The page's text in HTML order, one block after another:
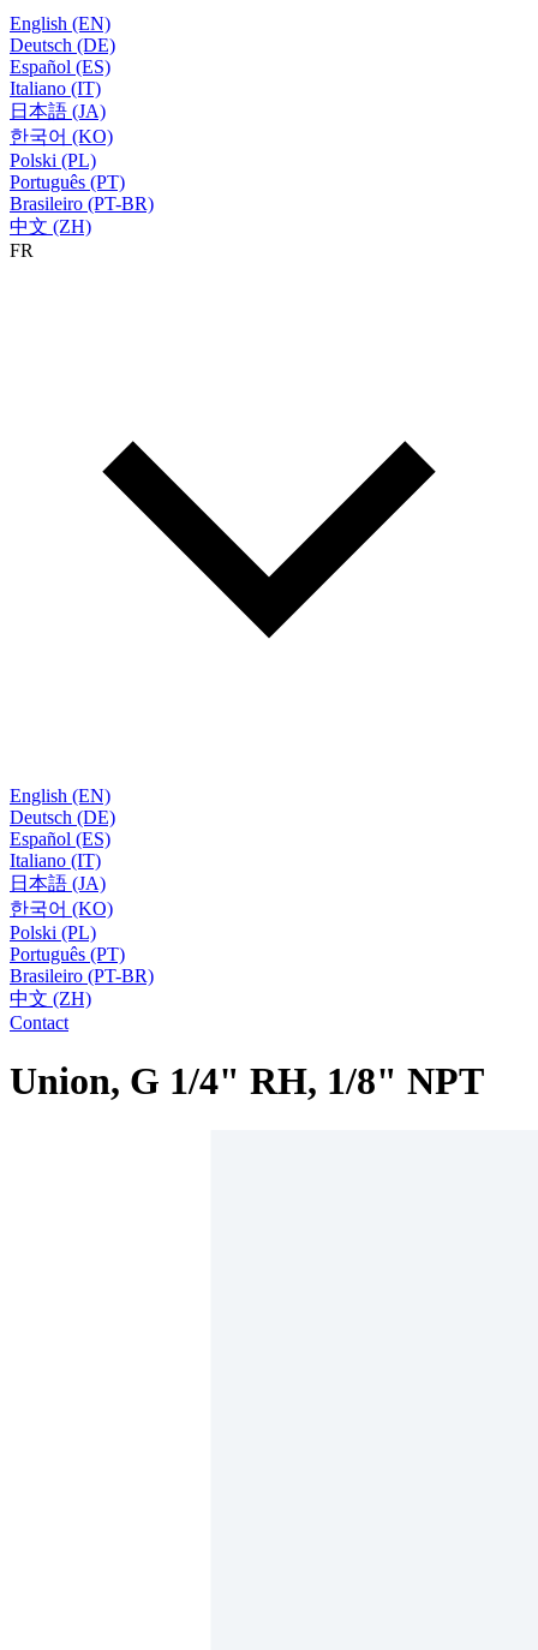
English (EN)
Deutsch (DE)
Español (ES)
Italiano (IT)
日本語 (JA)
한국어 (KO)
Polski (PL)
Português (PT)
Brasileiro (PT-BR)
中文 (ZH)
FR
English (EN)
Deutsch (DE)
Español (ES)
Italiano (IT)
日本語 (JA)
한국어 (KO)
Polski (PL)
Português (PT)
Brasileiro (PT-BR)
中文 (ZH)
Contact
Union, G 1/4" RH, 1/8" NPT